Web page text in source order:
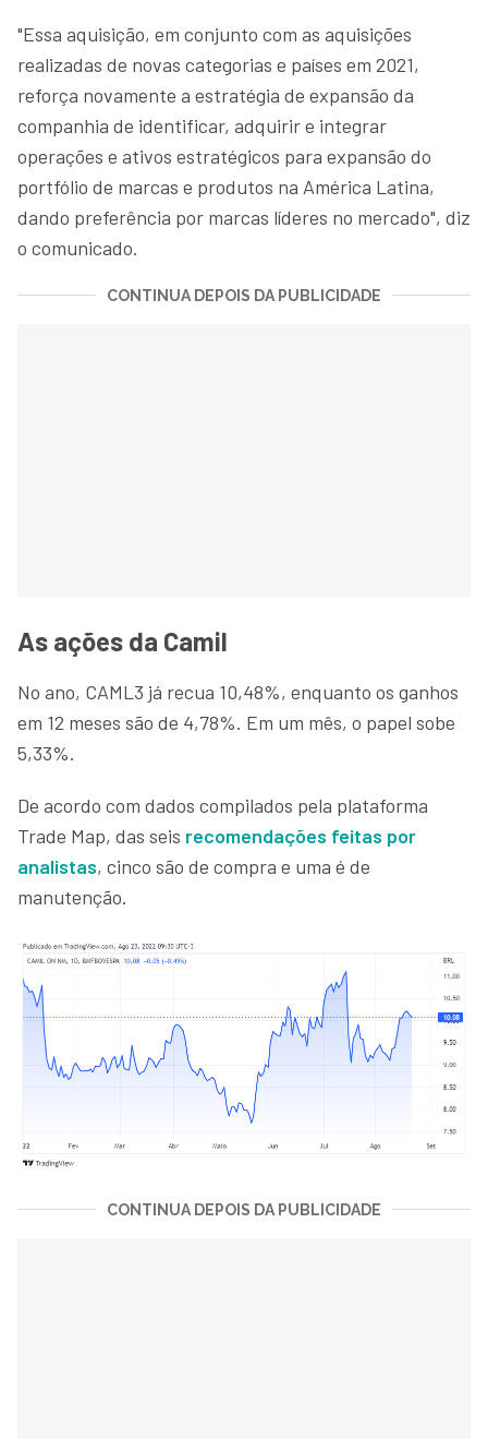
"Essa aquisição, em conjunto com as aquisições
realizadas de novas categorias e países em 2021,
reforça novamente a estratégia de expansão da
companhia de identificar, adquirir e integrar
operações e ativos estratégicos para expansão do
portfólio de marcas e produtos na América Latina,
dando preferência por marcas líderes no mercado", diz
o comunicado.
CONTINUA DEPOIS DA PUBLICIDADE
As ações da Camil
No ano, CAML3 já recua 10,48%, enquanto os ganhos
em 12 meses são de 4,78%. Em um mês, o papel sobe
5,33%.
De acordo com dados compilados pela plataforma
Trade Map, das seis recomendações feitas por
analistas, cinco são de compra e uma é de
manutenção.
CONTINUA DEPOIS DA PUBLICIDADE